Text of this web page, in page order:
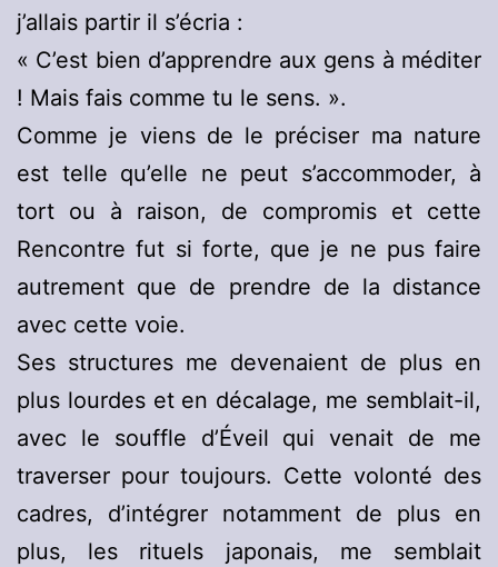
j’allais partir il s’écria :
« C’est bien d’apprendre aux gens à méditer
! Mais fais comme tu le sens. ».
Comme je viens de le préciser ma nature
est telle qu’elle ne peut s’accommoder, à
tort ou à raison, de compromis et cette
Rencontre fut si forte, que je ne pus faire
autrement que de prendre de la distance
avec cette voie.
Ses structures me devenaient de plus en
plus lourdes et en décalage, me semblait-il,
avec le souffle d’Éveil qui venait de me
traverser pour toujours. Cette volonté des
cadres, d’intégrer notamment de plus en
plus, les rituels japonais, me semblait